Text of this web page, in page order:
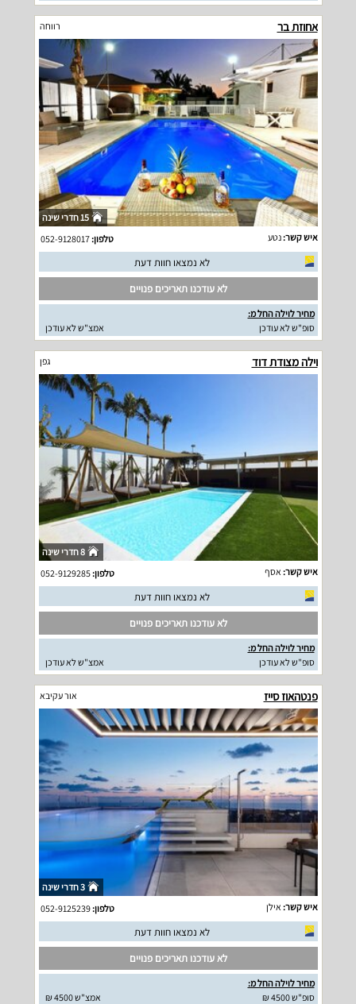
אחוזת בר רווחה
15 חדרי שינה
איש קשר:נטע טלפון:052-9128017
לא נמצאו חוות דעת
לא עודכנו תאריכים פנויים
מחיר לוילה החל מ:
סופ"ש לא עודכן
אמצ"ש לא עודכן
וילה מצודת דוד גפן
8 חדרי שינה
איש קשר: אסף טלפון:052-9129285
לא נמצאו חוות דעת
לא עודכנו תאריכים פנויים
מחיר לוילה החל מ:
סופ"ש לא עודכן
אמצ"ש לא עודכן
פנטהאוז סייז אור עקיבא
3 חדרי שינה
איש קשר: אילן טלפון:052-9125239
לא נמצאו חוות דעת
לא עודכנו תאריכים פנויים
מחיר לוילה החל מ:
סופ"ש 4500 ₪
אמצ"ש 4500 ₪